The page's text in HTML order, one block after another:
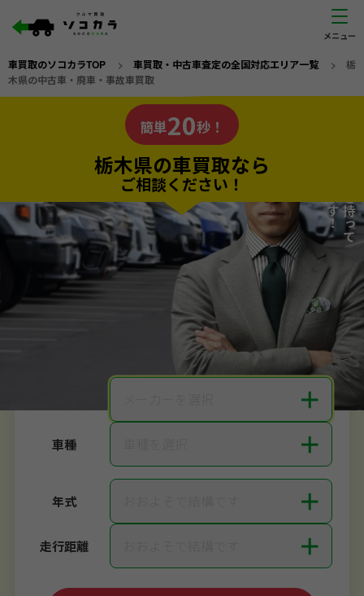
車買取のソコカラTOP > 車買取・中古車査定の全国対応エリア一覧> 栃
木県の中古車・廃車・事故車買取
の車買取なら
ソコカラの
電話か出張か、高い方の査定を提案。
私たちが責任を持って
査定いたします！
簡単20秒！
栃木県の車買取なら
ご相談ください！
20秒で入力完了！
カンタンWeb査定
ご依頼いただいたお車を丁寧に査定いたします
＋
車種 ＋
年式 ＋
走行距離 ＋